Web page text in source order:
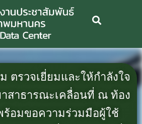
ตรวจเยี่ยมและให้กำลังใจ
สาธารณะเคลื่อนที่ ณ ท้อง
ร้อมขอความร่วมมือผู้ใช้